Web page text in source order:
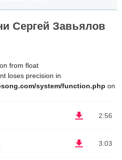
Сергей Завьялов
from float
loses precision in
system/function.php on
2:56
3:03